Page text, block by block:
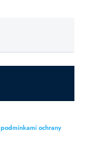
podmínkami ochrany